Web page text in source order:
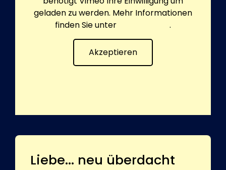
geladen zu werden. Mehr Informationen
finden Sie unter
.
Akzeptieren
Liebe... neu überdacht